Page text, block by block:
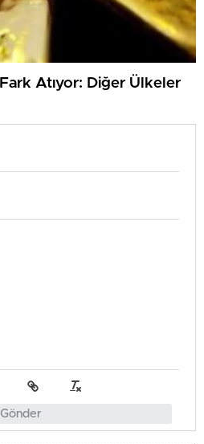
Atıyor: Diğer Ülkeler
Gönder